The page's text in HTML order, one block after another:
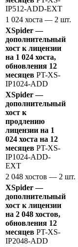
IP512-ADD-EXT
1 024 хоста — 2 шт.
XSpider —
дополнительный
хост к лицензии
на 1 024 хоста,
обновления 12
месяцев PT-XS-
IP1024-ADD
XSpider —
дополнительный
хост к
продлению
лицензии на 1
024 хоста на 12
месяцев PT-XS-
IP1024-ADD-
EXT
2 048 хостов — 2 шт.
XSpider —
дополнительный
хост к лицензии
на 2 048 хостов,
обновления 12
месяцев PT-XS-
IP2048-ADD